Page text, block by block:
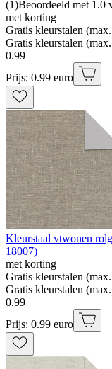
(1)Beoordeeld met 1.0
met korting
Gratis kleurstalen
Gratis kleurstalen
0.99
Prijs: 0.99 euro
Kleurstaal vtwonen
18007)
met korting
Gratis kleurstalen
Gratis kleurstalen
0.99
Prijs: 0.99 euro